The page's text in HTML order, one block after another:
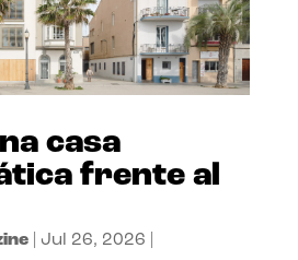
casa
frente al
| Jul 26, 2026